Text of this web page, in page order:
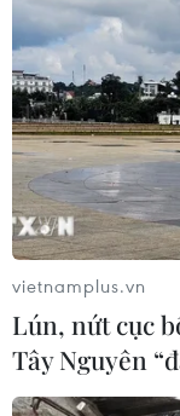
vietnamplus.vn
Lún, nứt cục
Tây Nguyên